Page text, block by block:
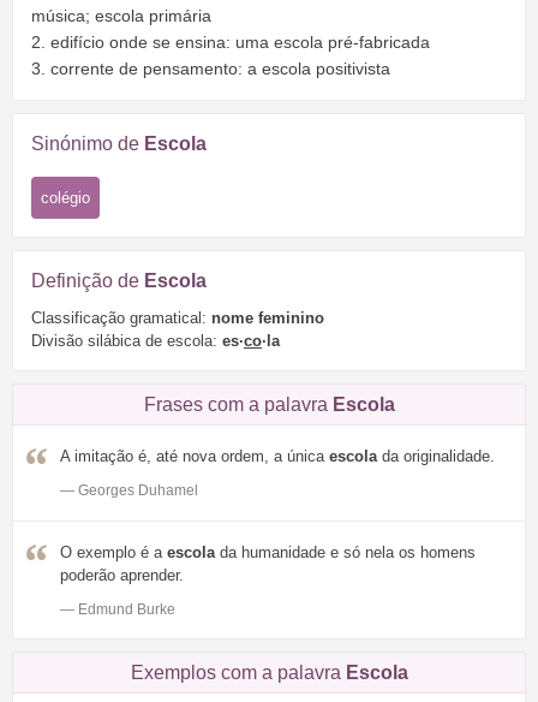
música; escola primária
2. edifício onde se ensina: uma escola pré-fabricada
3. corrente de pensamento: a escola positivista
Sinónimo de Escola
colégio
Definição de Escola
Classificação gramatical: nome feminino
Divisão silábica de escola: es·co·la
Frases com a palavra Escola
A imitação é, até nova ordem, a única escolada originalidade.
— Georges Duhamel
O exemplo é a escolada humanidade e só nela os homens
poderão aprender.
— Edmund Burke
Exemplos com a palavra Escola